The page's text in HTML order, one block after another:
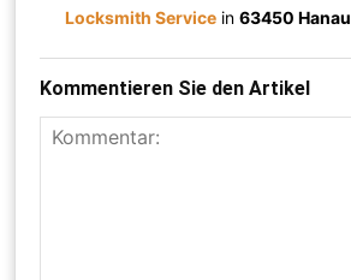
Locksmith Service in63450 Hanau
Kommentieren Sie den Artikel